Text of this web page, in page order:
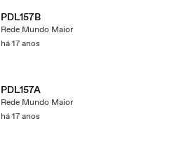
PDL157B
Rede Mundo Maior
há 17 anos
PDL157A
Rede Mundo Maior
há 17 anos